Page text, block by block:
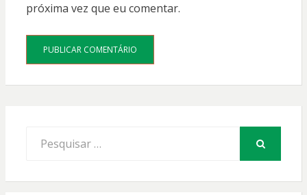
próxima vez que eu comentar.
por: